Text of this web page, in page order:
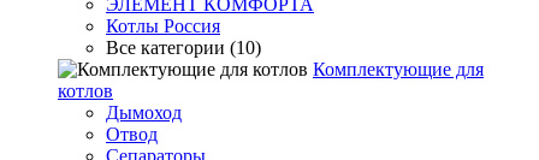
ЭЛЕМЕНТ КОМФОРТА
Котлы Россия
Все категории (10)
Комплектующие для
котлов
Дымоход
Отвод
Сепараторы